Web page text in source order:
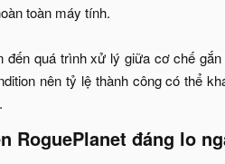
toàn máy tính.
đến quá trình xử lý giữa cơ chế
nên tỷ lệ thành công có thể
RoguePlanet đáng lo